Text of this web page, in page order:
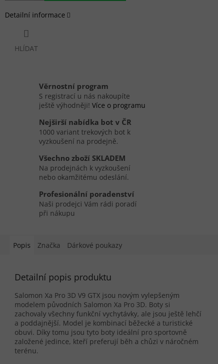
Detailní informace
HLÍDAT
Věrnostní program
S registrací u nás nakoupíte
ještě výhodněji! Více o programu
Nejširší nabídka bot v ČR
1000 variant trekových bot k
vyzkoušení na prodejně.
Všechno zboží SKLADEM
Na prodejnách k vyzkoušení
nebo okamžitému odeslání.
Profesionální poradenství
Naši prodejci Vám rádi poradí
při nákupu
Popis Značka Dárkové poukazy
Detailní popis produktu
Salomon Xa Pro 3D V9 GTX jsou novým vylepšeným
modelem původních Salomon Xa Pro 3D. Boty si
zachovaly všechny funkční vychytávky, ale jsou ještě lehčí
a poddajnější. Model je kombinací běžecké a turistické
obuvi. Díky tomu jsou tyto boty ideální pro sportovně
založené jedince, kteří preferují běh a chůzi v náročném
terénu.